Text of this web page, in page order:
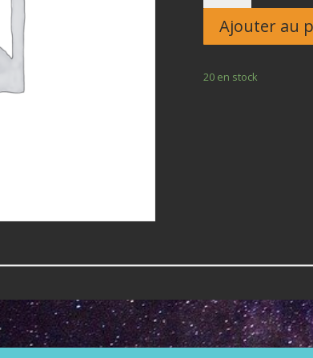
Enfant
Ajouter au
20 en stock